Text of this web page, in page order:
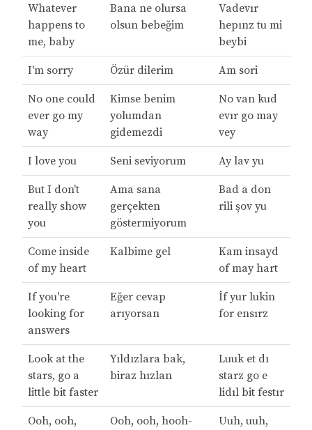
Whatever
happens to
me, baby
Bana ne olursa
olsun bebeğim
Vadevır
hepınz tu mi
beybi
I'm sorry Özür dilerim Am sori
No one could
ever go my
way
Kimse benim
yolumdan
gidemezdi
No van kud
evır go may
vey
I love you Seni seviyorum Ay lav yu
But I don't
really show
you
Ama sana
gerçekten
göstermiyorum
Bad a don
rili şov yu
Come inside
of my heart
Kalbime gel
Kam insayd
of may hart
If you're
looking for
answers
Eğer cevap
arıyorsan
İf yur lukin
for ensırz
Look at the
stars, go a
little bit faster
Yıldızlara bak,
biraz hızlan
Luuk et dı
starz go e
lidıl bit festır
Ooh, ooh,
Ooh, ooh, hooh-
Uuh, uuh,